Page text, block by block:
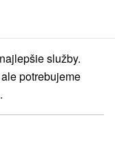
kraj Dunajská Streda
služby.
potrebujeme